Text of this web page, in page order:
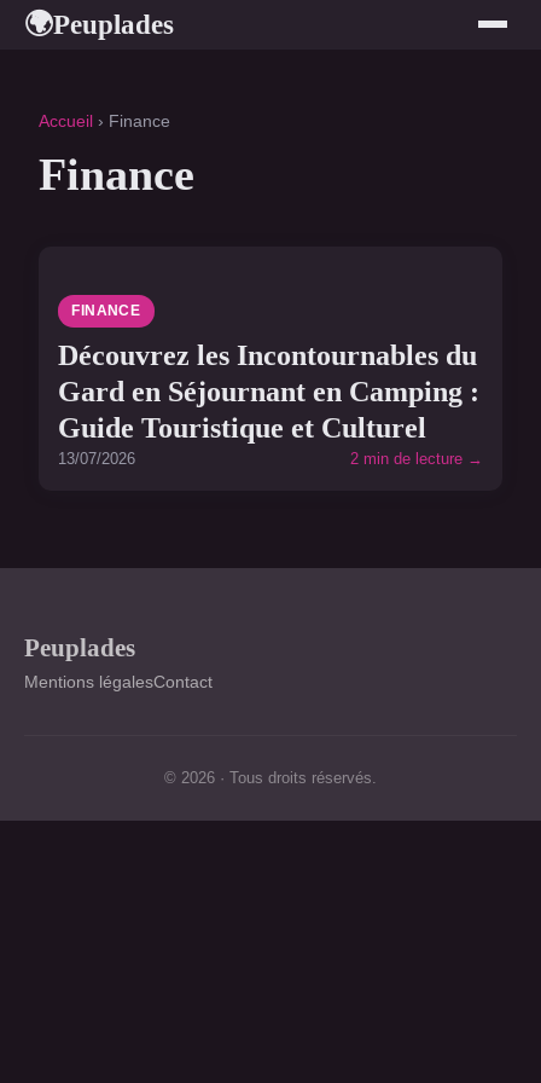
🌍Peuplades
Accueil › Finance
Finance
FINANCE
Découvrez les Incontournables du
Gard en Séjournant en Camping :
Guide Touristique et Culturel
13/07/2026 2 min de lecture →
Peuplades
Mentions légalesContact
© 2026 · Tous droits réservés.